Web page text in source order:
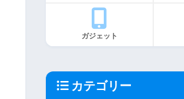
ガジェット
カテゴリー